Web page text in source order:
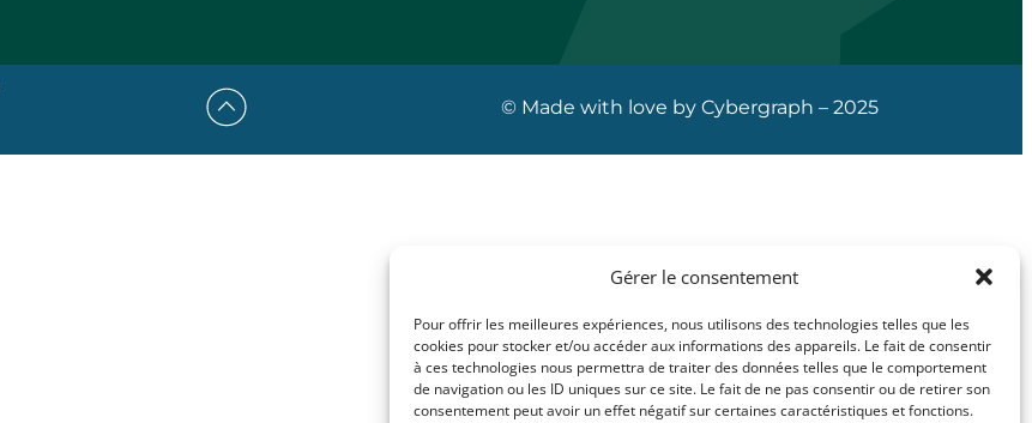
Gérer le consentement
Pour offrir les meilleures expériences, nous utilisons des technologies telles que les
cookies pour stocker et/ou accéder aux informations des appareils. Le fait de consentir
à ces technologies nous permettra de traiter des données telles que le comportement
de navigation ou les ID uniques sur ce site. Le fait de ne pas consentir ou de retirer son
consentement peut avoir un effet négatif sur certaines caractéristiques et fonctions.
© Made with love by Cybergraph – 2025